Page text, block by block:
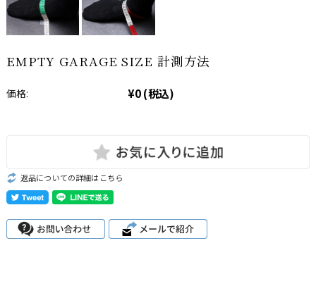
EMPTY GARAGE SIZE 計測方法
価格: ¥0(税込)
返品についての詳細はこちら